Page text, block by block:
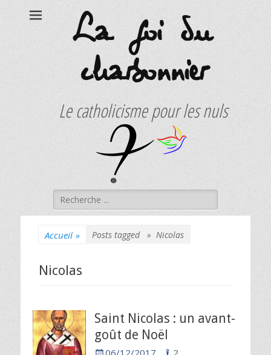
La foi du
charbonnier
Le catholicisme pour les nuls
Rechercher :
Accueil » Posts tagged » Nicolas
Nicolas
Saint Nicolas : un avant-
goût de Noël
Posted
06/12/2017
2